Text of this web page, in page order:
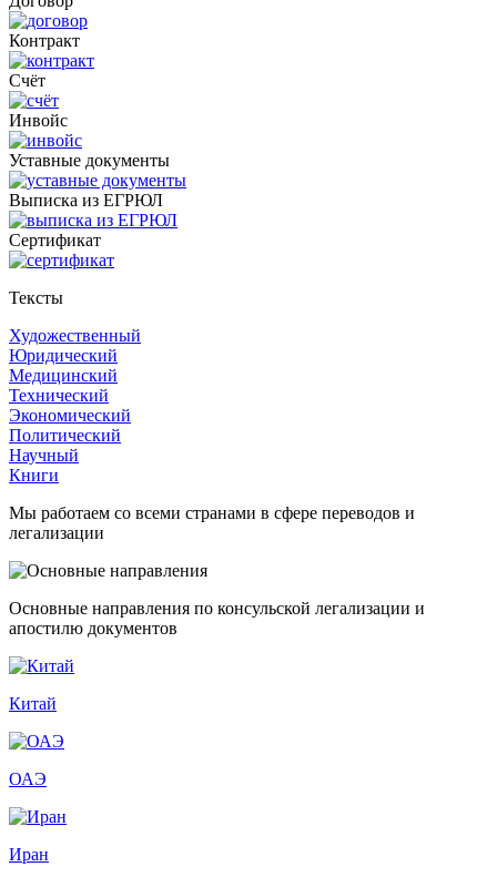
Контракт
Счёт
Инвойс
Уставные документы
Выписка из ЕГРЮЛ
Cертификат
Тексты
Художественный
Юридический
Медицинский
Технический
Экономический
Политический
Научный
Книги
Мы работаем со всеми странами в сфере переводов и
легализации
Основные направления по консульской легализации и
апостилю документов
Китай
ОАЭ
Иран